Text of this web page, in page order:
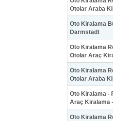
Otolar Araba
Oto Kiralama
Darmstadt
Oto Kiralama
Otolar Araç
Oto Kiralama
Otolar Araba
Oto Kiralama -
Araç Kiralama
Oto Kiralama